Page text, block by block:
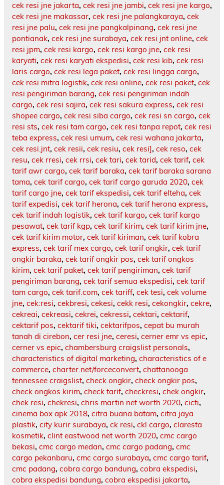
cek resi jne jakarta, cek resi jne jambi, cek resi jne kargo,
cek resi jne makassar, cek resi jne palangkaraya, cek
resi jne palu, cek resi jne pangkalpinang, cek resi jne
pontianak, cek resi jne surabaya, cek resi jnt online, cek
resi jpm, cek resi kargo, cek resi kargo jne, cek resi
karyati, cek resi karyati ekspedisi, cek resi kib, cek resi
laris cargo, cek resi lega paket, cek resi lingga cargo,
cek resi mitra logistik, cek resi online, cek resi paket, cek
resi pengiriman barang, cek resi pengiriman indah
cargo, cek resi sajira, cek resi sakura express, cek resi
shopee cargo, cek resi siba cargo, cek resi sn cargo, cek
resi sts, cek resi tam cargo, cek resi tanpa repot, cek resi
teba express, cek resi umum, cek resi wahana jakarta,
cek resi.jnt, cek resii, cek resiu, cek resi], cek reso, cek
resu, cek rresi, cek rrsi, cek tari, cek tarid, cek tarif, cek
tarif awr cargo, cek tarif baraka, cek tarif baraka sarana
tama, cek tarif cargo, cek tarif cargo garuda 2020, cek
tarif cargo jne, cek tarif ekspedisi, cek tarif elteha, cek
tarif expedisi, cek tarif herona, cek tarif herona express,
cek tarif indah logistik, cek tarif kargo, cek tarif kargo
pesawat, cek tarif kgp, cek tarif kirim, cek tarif kirim jne,
cek tarif kirim motor, cek tarif kiriman, cek tarif kobra
express, cek tarif mex cargo, cek tarif ongkir, cek tarif
ongkir baraka, cek tarif ongkir pos, cek tarif ongkos
kirim, cek tarif paket, cek tarif pengiriman, cek tarif
pengiriman barang, cek tarif semua ekspedisi, cek tarif
tam cargo, cek tarif.com, cek tariff, cek tesi, cek volume
jne, cek:resi, cekbresi, cekesi, cekk resi, cekongkir, cekre,
cekreai, cekreasi, cekrei, cekressi, cektari, cektarif,
cektarif pos, cektarif tiki, cektarifpos, cepat bu murah
tanah di cirebon, cer resi jne, ceresi, cerner emr vs epic,
cerner vs epic, chambersburg craigslist personals,
characteristics of digital marketing, characteristics of e
commerce, charter.net/forceconvert, chattanooga
tennessee craigslist, check ongkir, check ongkir pos,
check ongkos kirim, check tarif, checkresi, chek ongkir,
chek resi, chekresi, chris martin net worth 2020, cicti,
cinema box apk 2018, citra buana batam, citra jaya
plastik, city kurir surabaya, ck resi, ckl cargo, claresta
kosmetik, clint eastwood net worth 2020, cmc cargo
bekasi, cmc cargo medan, cmc cargo padang, cmc
cargo pekanbaru, cmc cargo surabaya, cmc cargo tarif,
cmc padang, cobra cargo bandung, cobra ekspedisi,
cobra ekspedisi bandung, cobra ekspedisi jakarta,